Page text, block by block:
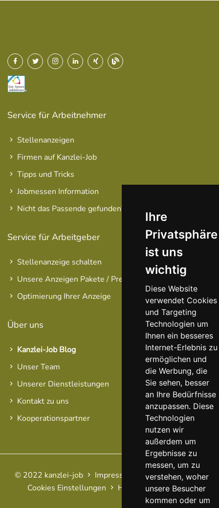
Ihre
Privatsphäre
ist uns
wichtig
Diese Website
verwendet Cookies
und Targeting
Technologien um
Ihnen ein besseres
Internet-Erlebnis zu
ermöglichen und
die Werbung, die
Sie sehen, besser
an Ihre Bedürfnisse
anzupassen. Diese
Technologien
nutzen wir
außerdem um
Ergebnisse zu
messen, um zu
verstehen, woher
unsere Besucher
kommen oder um
Service für Arbeitnehmer
Stellenanzeigen
Firmen auf Kanzlei-Job
Tipps und Tricks
Jobmessen Information
Nicht das Passende gefunden?
Service für Arbeitgeber
Stellenanzeige schalten
Unsere Anzeigen Pakete / Preise
Optimierung Ihrer Anzeige
Über uns
Kanzlei-Job Blog
Unser Team
Unserer Dienstleistungen
Kontakt zu uns
Kooperationspartner
© 2022 kanzlei-job Impressum AGB
Datenschutz
Cookies Einstellungen
Haftungsausschluss FAQ